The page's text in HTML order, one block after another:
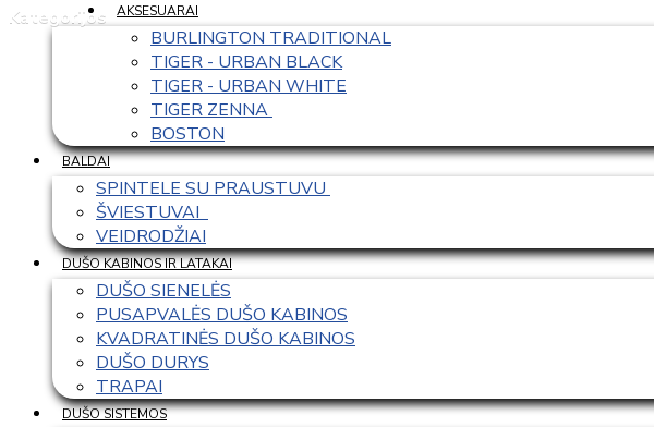
Kategorijos
AKSESUARAI
BURLINGTON TRADITIONAL
TIGER - URBAN BLACK
TIGER - URBAN WHITE
TIGER ZENNA
BOSTON
BALDAI
SPINTELE SU PRAUSTUVU
ŠVIESTUVAI
VEIDRODŽIAI
DUŠO KABINOS IR LATAKAI
DUŠO SIENELĖS
PUSAPVALĖS DUŠO KABINOS
KVADRATINĖS DUŠO KABINOS
DUŠO DURYS
TRAPAI
DUŠO SISTEMOS